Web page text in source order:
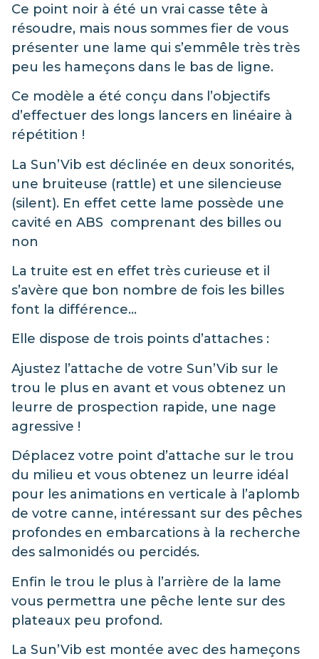
Ce point noir à été un vrai casse tête à
résoudre, mais nous sommes fier de vous
présenter une lame qui s’emmêle très très
peu les hameçons dans le bas de ligne.
Ce modèle a été conçu dans l’objectifs
d’effectuer des longs lancers en linéaire à
répétition !
La Sun’Vib est déclinée en deux sonorités,
une bruiteuse (rattle) et une silencieuse
(silent). En effet cette lame possède une
cavité en ABS comprenant des billes ou
non
La truite est en effet très curieuse et il
s’avère que bon nombre de fois les billes
font la différence…
Elle dispose de trois points d’attaches :
Ajustez l’attache de votre Sun’Vib sur le
trou le plus en avant et vous obtenez un
leurre de prospection rapide, une nage
agressive !
Déplacez votre point d’attache sur le trou
du milieu et vous obtenez un leurre idéal
pour les animations en verticale à l’aplomb
de votre canne, intéressant sur des pêches
profondes en embarcations à la recherche
des salmonidés ou percidés.
Enfin le trou le plus à l’arrière de la lame
vous permettra une pêche lente sur des
plateaux peu profond.
La Sun’Vib est montée avec des hameçons